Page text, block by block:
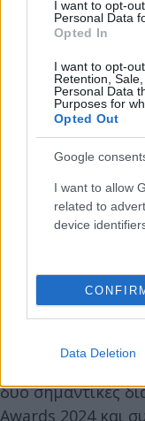
I want to opt-
Personal Data
Opted In
I want to opt-
Retention,
Personal Data
Purposes for
Opted Out
Google
I want to allow
related to
device
Data Deletion
συμπληρωματικά
καταστημάτων
ανάπτυξη όλων
υιοθετήθηκαν οι
διέπουν,
του Ομίλου
μειώνεται
αποτύπωμα.
δύο σημαντικές
Awards 2024 και